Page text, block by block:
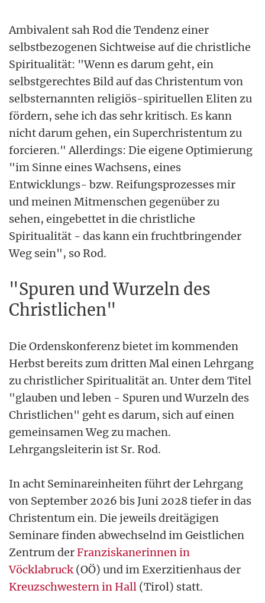
Ambivalent sah Rod die Tendenz einer
selbstbezogenen Sichtweise auf die christliche
Spiritualität: "Wenn es darum geht, ein
selbstgerechtes Bild auf das Christentum von
selbsternannten religiös-spirituellen Eliten zu
fördern, sehe ich das sehr kritisch. Es kann
nicht darum gehen, ein Superchristentum zu
forcieren." Allerdings: Die eigene Optimierung
"im Sinne eines Wachsens, eines
Entwicklungs- bzw. Reifungsprozesses mir
und meinen Mitmenschen gegenüber zu
sehen, eingebettet in die christliche
Spiritualität - das kann ein fruchtbringender
Weg sein", so Rod.
"Spuren und Wurzeln des
Christlichen"
Die Ordenskonferenz bietet im kommenden
Herbst bereits zum dritten Mal einen Lehrgang
zu christlicher Spiritualität an. Unter dem Titel
"glauben und leben - Spuren und Wurzeln des
Christlichen" geht es darum, sich auf einen
gemeinsamen Weg zu machen.
Lehrgangsleiterin ist Sr. Rod.
In acht Seminareinheiten führt der Lehrgang
von September 2026 bis Juni 2028 tiefer in das
Christentum ein. Die jeweils dreitägigen
Seminare finden abwechselnd im Geistlichen
Zentrum derFranziskanerinnen in
Vöcklabruck(OÖ) und im Exerzitienhaus der
Kreuzschwestern in Hall (Tirol) statt.